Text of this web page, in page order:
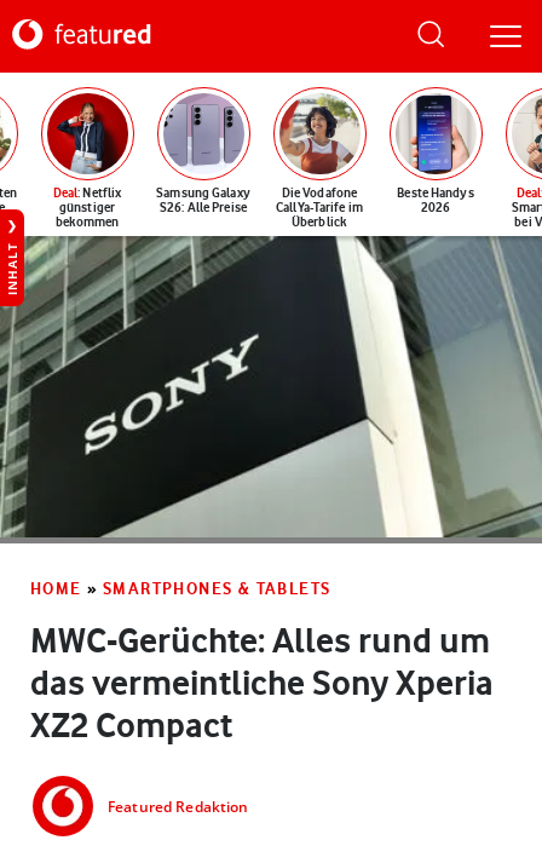
Deal: Netflix
günstiger
bekommen
Samsung Galaxy
S26: Alle Preise
Die Vodafone
CallYa-Tarife im
Überblick
Beste Handys
2026
Deal
bei
INHALT
HOME » SMARTPHONES & TABLETS
MWC-Gerüchte: Alles rund um
das vermeintliche Sony Xperia
XZ2 Compact
Featured Redaktion